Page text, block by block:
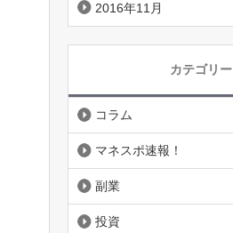
2016年11月
カテゴリー
コラム
マネスポ速報！
副業
投資